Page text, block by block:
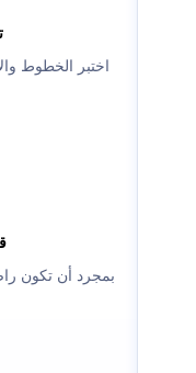
‫تخصيص
‫اختبر الخطوط والألوان
‫قم
‫بمجرد أن تكون راضيًا عن
بجودة